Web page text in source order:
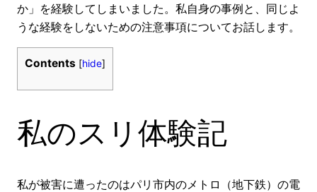
か」を経験してしまいました。私自身の事例と、同じよ
うな経験をしないための注意事項についてお話します。
Contents [hide]
私のスリ体験記
私が被害に遭ったのはパリ市内のメトロ（地下鉄）の電